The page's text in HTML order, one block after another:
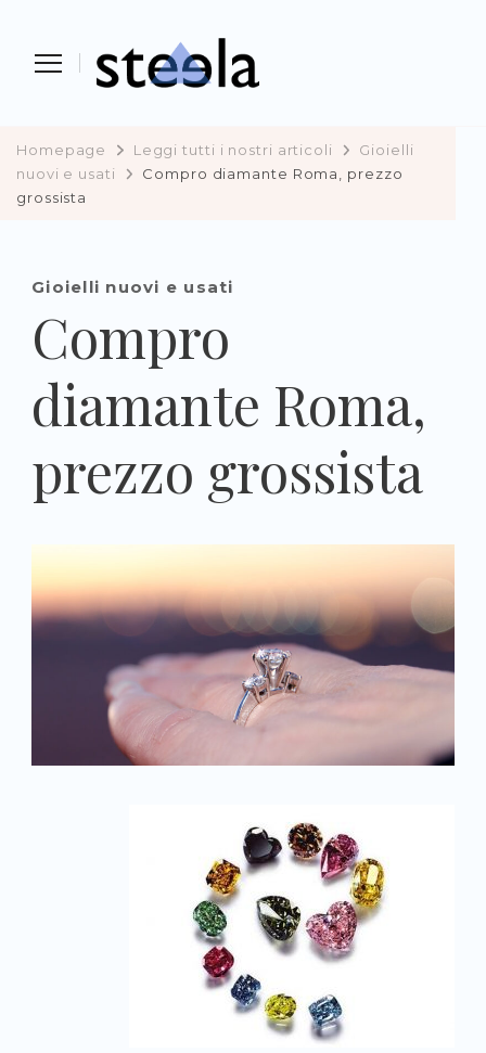
Homepage Leggi tutti i nostri articoli
Gioielli
nuovi e usati
Compro diamante Roma, prezzo
grossista
Gioielli nuovi e usati
Compro
diamante Roma,
prezzo grossista